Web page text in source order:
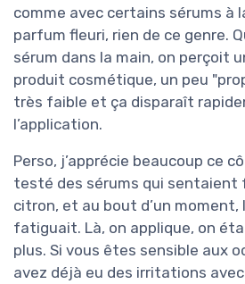
comme avec certains sérums à
parfum fleuri, rien de ce genre.
sérum dans la main, on perçoit
produit cosmétique, un peu
très faible et ça disparaît
l’application.
Perso, j’apprécie beaucoup ce
testé des sérums qui sentaient
citron, et au bout d’un moment,
fatiguait. Là, on applique, on
plus. Si vous êtes sensible aux
avez déjà eu des irritations